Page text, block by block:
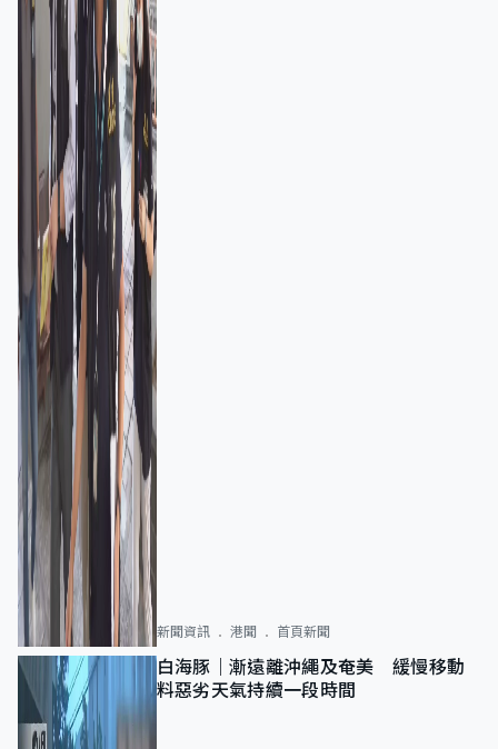
新聞資訊 港聞 首頁新聞
白海豚｜漸遠離沖繩及奄美 緩慢移動
料惡劣天氣持續一段時間